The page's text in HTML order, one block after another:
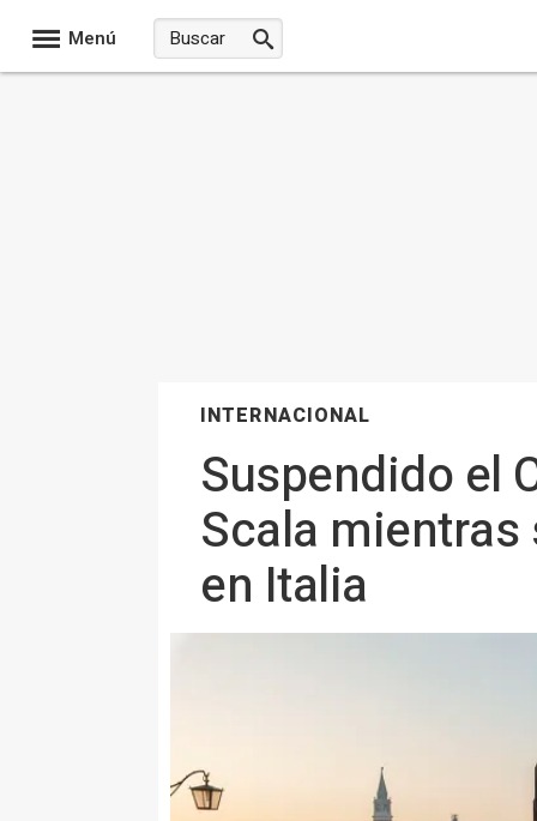
Menú
INTERNACIONAL
Suspendido el
Scala
en Italia